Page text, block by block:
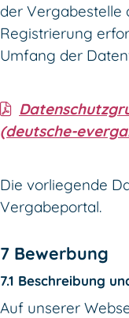
der Vergabestelle
Registrierung
Umfang der
(deutsche-
Die vorliegende
Vergabeportal.
7 Bewerbung
7.1 Beschreibung
Auf unserer